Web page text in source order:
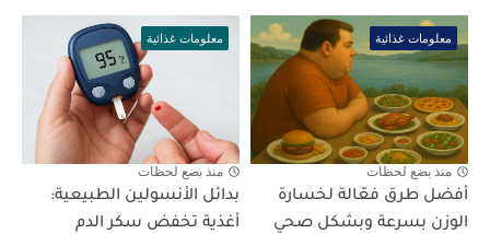
معلومات غذائية
منذ بضع لحظات
أفضل طرق فعّالة لخسارة
الوزن بسرعة وبشكل صحي
معلومات غذائية
منذ بضع لحظات
بدائل الأنسولين الطبيعية:
أغذية تخفض سكر الدم